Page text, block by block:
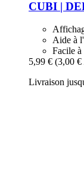
CUBI |
Aide à
Facile à
5,99 € (3,00 €
Livraison